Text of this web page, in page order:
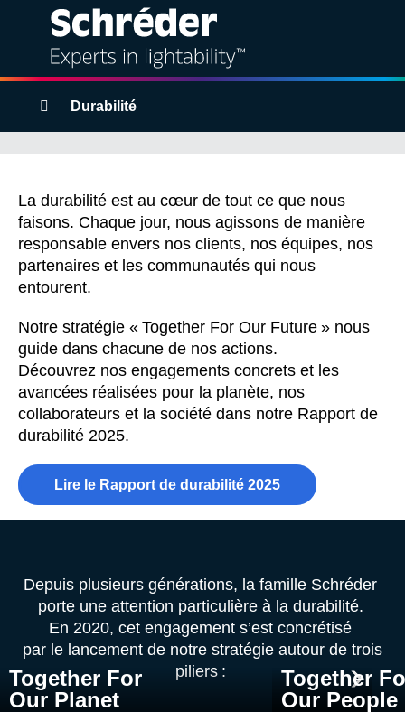
Solutions
Produits
Services
Durabilité
Projets
Expertise
À propos
Breadcrumbs
Durabilité
Future
La durabilité est au cœur de tout ce que nous
faisons. Chaque jour, nous agissons de manière
responsable envers nos clients, nos équipes, nos
partenaires et les communautés qui nous
entourent.
Notre stratégie « Together For Our Future » nous
guide dans chacune de nos actions.
Découvrez nos engagements concrets et les
avancées réalisées pour la planète, nos
collaborateurs et la société dans notre Rapport de
durabilité 2025.
Lire le Rapport de durabilité 2025
Depuis plusieurs générations, la famille Schréder
porte une attention particulière à la durabilité.
En 2020, cet engagement s’est concrétisé
par le lancement de notre stratégie autour de trois
piliers :
Together For
Our Planet
Together
Our People